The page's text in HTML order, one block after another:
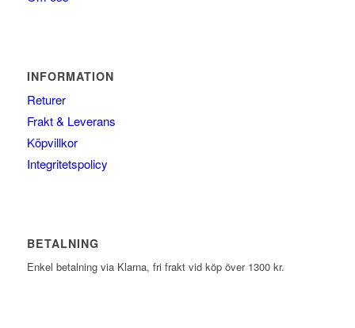
INFORMATION
Returer
Frakt & Leverans
Köpvillkor
Integritetspolicy
BETALNING
Enkel betalning via Klarna, fri frakt vid köp över 1300 kr.